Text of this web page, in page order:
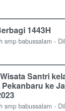
1443H
smp babussalam -
Santri
ke
smp babussalam -